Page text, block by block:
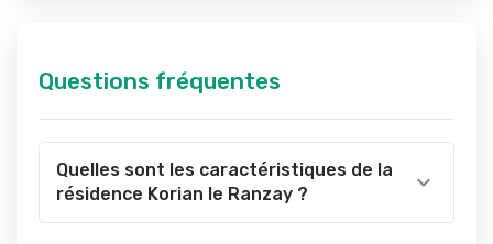
Questions fréquentes
Quelles sont les caractéristiques de la
résidence Korian le Ranzay ?